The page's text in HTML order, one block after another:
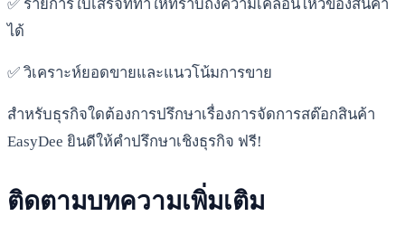
✅ รายการใบเสร็จที่ทำให้ทราบถึงความเคลื่อนไหวของสินค้า
ได้
✅ วิเคราะห์ยอดขายและแนวโน้มการขาย
สำหรับธุรกิจใดต้องการปรึกษาเรื่องการจัดการสต๊อกสินค้า
EasyDee ยินดีให้คำปรึกษาเชิงธุรกิจ ฟรี!
ติดตามบทความเพิ่มเติม